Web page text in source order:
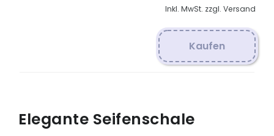
Inkl. MwSt. zzgl. Versand
Kaufen
Elegante Seifenschale